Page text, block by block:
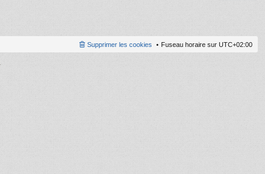
Fuseau horaire sur UTC+02:00
Supprimer les cookies